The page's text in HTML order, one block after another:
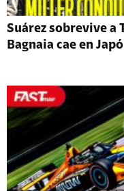
Suárez sobrevive a
Bagnaia cae en